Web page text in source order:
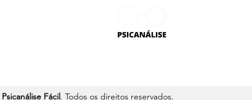
Psicanálise Fácil. Todos os direitos reservados.